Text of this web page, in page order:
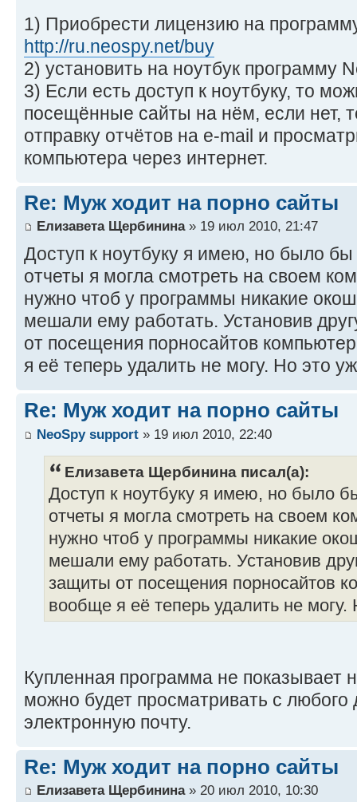
1) Приобрести лицензию на
http://ru.neospy.net/buy
2) установить на ноутбук программу
3) Если есть доступ к ноутбуку, то
посещённые сайты на нём, если нет,
отправку отчётов на e-mail и
компьютера через интернет.
Re: Муж ходит на порно сайты
Елизавета Щербинина» 19 июл 2010, 21:47
Доступ к ноутбуку я имею, но было
отчеты я могла смотреть на своем
нужно чтоб у программы никакие
мешали ему работать. Установив
от посещения порносайтов
я её теперь удалить не могу. Но это
Re: Муж ходит на порно сайты
NeoSpy support » 19 июл 2010, 22:40
Елизавета Щербинина писал(а):
Доступ к ноутбуку я имею, но было
отчеты я могла смотреть на своем
нужно чтоб у программы никакие
мешали ему работать. Установив
защиты от посещения порносайтов
вообще я её теперь удалить не могу.
Купленная программа не показывает
можно будет просматривать с любого
электронную почту.
Re: Муж ходит на порно сайты
Елизавета Щербинина» 20 июл 2010, 10:30